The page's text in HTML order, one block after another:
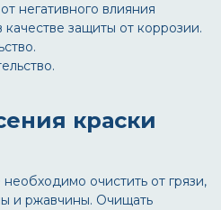
негативного влияния
защиты от коррозии.
краски
очистить от грязи,
и ржавчины. Очищать